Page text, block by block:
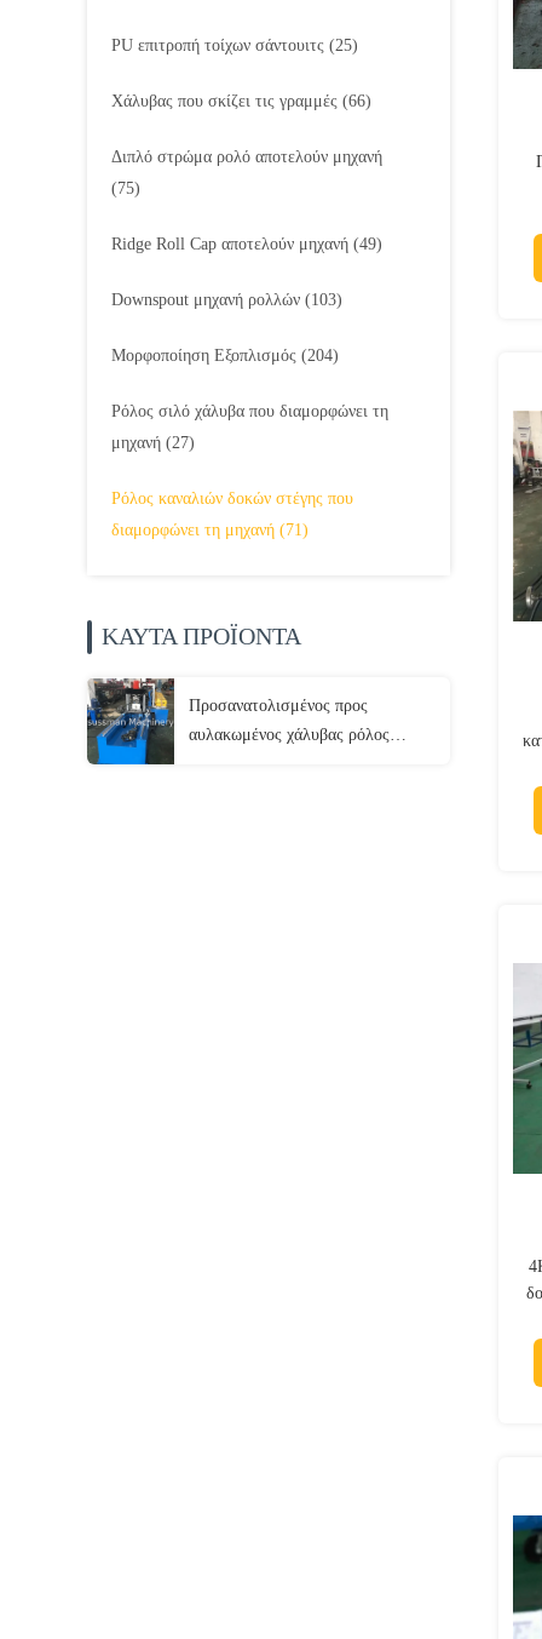
PU επιτροπή τοίχων σάντουιτς (25)
Χάλυβας που σκίζει τις γραμμές (66)
Διπλό στρώμα ρολό αποτελούν μηχανή
(75)
Ridge Roll Cap αποτελούν μηχανή (49)
Downspout μηχανή ρολλών (103)
Μορφοποίηση Εξοπλισμός (204)
Ρόλος σιλό χάλυβα που διαμορφώνει τη
μηχανή (27)
Ρόλος καναλιών δοκών στέγης που
διαμορφώνει τη μηχανή (71)
ΚΑΥΤΑ ΠΡΟΪΟΝΤΑ
Προσανατολισμένος προς
αυλακωμένος χάλυβας ρόλος